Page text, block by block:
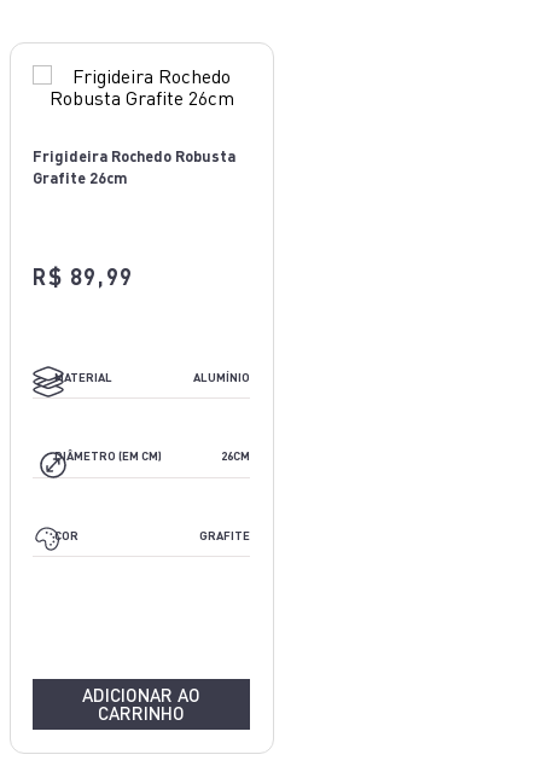
Frigideira Rochedo Robusta
Grafite 26cm
R$ 89,99
MATERIAL ALUMÍNIO
DIÂMETRO (EM CM) 26CM
COR GRAFITE
ADICIONAR AO
CARRINHO